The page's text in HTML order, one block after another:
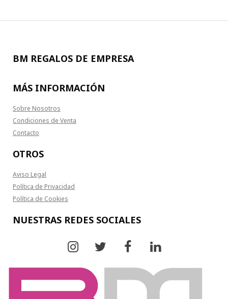
BM REGALOS DE EMPRESA
MÁS INFORMACIÓN
Sobre Nosotros
Condiciones de Venta
Contacto
OTROS
Aviso Legal
Política de Privacidad
Política de Cookies
NUESTRAS REDES SOCIALES